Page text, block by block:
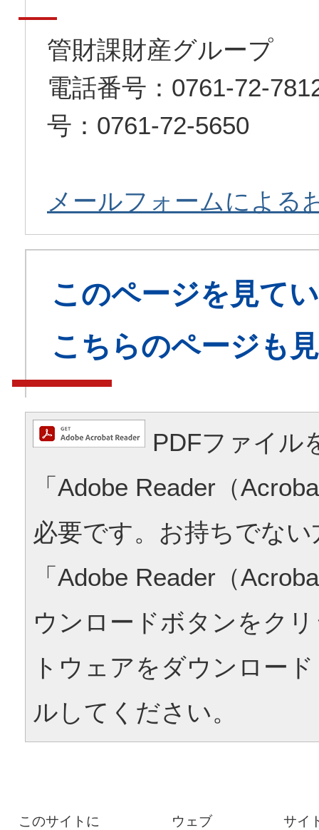
管財課財産グループ
電話番号：0761-72-
号：0761-72-5650
メールフォームによる
このページを見て
こちらのページも
PDFファイル
「Adobe Reader（
必要です。お持ちでな
「Adobe Reader（
ウンロードボタンをク
トウェアをダウンロー
ルしてください。
このサイトに
ウェブ
サイ